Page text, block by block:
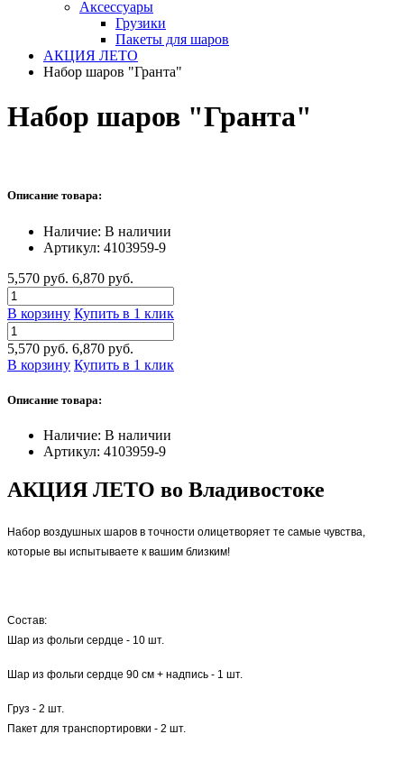
Аксессуары
Грузики
Пакеты для шаров
АКЦИЯ ЛЕТО
Набор шаров "Гранта"
Набор шаров "Гранта"
Описание товара:
Наличие: В наличии
Артикул: 4103959-9
5,570 руб. 6,870 руб.
В корзину Купить в 1 клик
5,570 руб. 6,870 руб.
В корзину Купить в 1 клик
Описание товара:
Наличие: В наличии
Артикул: 4103959-9
АКЦИЯ ЛЕТО во Владивостоке
Набор воздушных шаров в точности олицетворяет те самые чувства,
которые вы испытываете к вашим близким!
Состав:
Шар из фольги сердце - 10 шт.
Шар из фольги сердце 90 см + надпись - 1 шт.
Груз - 2 шт.
Пакет для транспортировки - 2 шт.